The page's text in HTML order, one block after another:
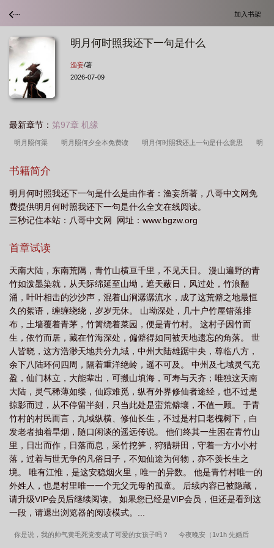
加入书架
明月何时照我还下一句是什么
渔妄/著
2026-07-09
最新章节： 第97章 机缘
明月照何渠 明月照何夕全本免费读 明月何时照我还上一句是什么意思 明
我还 明月照何夕裴仙子
思? 明月何时照我心是什么意思 明月照何夕裴仙子故事 明月照何夕男主江
惟TXT 明月照何夕全文免费阅读 明月照何夕全本TXT
么 明月照何夕渔妄TXT百度
人 明月照何夕 江惟 明月何时照我前一句是什么 明月照我何时还 明月
照何人的上一句是什么 明月何时照我还的上一句是什么 明月照何夕笔趣
阁 明月照何夕渔妄 明月照何夕江惟 明月何时照我还的前一句是什么
月何时照我还照的意思 明月照何夕男主江惟的扮演者是谁 明月照何夕江惟txt
免费阅读 明月照何夕最新章节 明月照何人完整诗 明月何时照 明月照何
夕1-84章 明月何时照我还前一句是啥 明月照何夕渔妄txt 明月照何夕江惟
TXT百度 明月何时照我还的下一句是什么 明月何照我还上一句是什么 明月
照我何时归 明月照何夕江惟全集 明月照何时照我还 明月何时照我还的照是
什么意思 明月何时照人 明月何时照的前一句 明月照何夕 渔妄 明月照
何夕男主江惟 明月照何夕免费阅读笔趣阁 明月照何处的 明月照何夕
渔 明月照何夕1-84章作者 明月照何夕1-84章作者渔妄 明月照何夕江惟完结
了吗 明月何时照我前一句 明月今夕照何人 明月照何夕 最新 明月照明
时照我还下一句是什么 明月照何夕渔全文免费阅读 明月何时照我还什么意
思 明月何时照我还照是什么意思 明月照何夕在线阅读
是什么
书籍简介
明月何时照我还下一句是什么是由作者：渔妄所著，八哥中文网免
费提供明月何时照我还下一句是什么全文在线阅读。
三秒记住本站：八哥中文网 网址：www.bgzw.org
首章试读
天南大陆，东南荒隅，青竹山横亘千里，不见天日。 漫山遍野的青
竹如泼墨染就，从天际绵延至山坳，遮天蔽日，风过处，竹浪翻
涌，叶叶相击的沙沙声，混着山涧潺潺流水，成了这荒僻之地最恒
久的絮语，缠缠绕绕，岁岁无休。 山坳深处，几十户竹屋错落排
布，土墙覆着青茅，竹篱绕着菜园，便是青竹村。 这村子因竹而
生，依竹而居，藏在竹海深处，偏僻得如同被天地遗忘的角落。 世
人皆晓，这方浩渺天地共分九域，中州大陆雄踞中央，尊临八方，
余下八陆环伺四周，隔着重洋绝岭，遥不可及。 中州及七域灵气充
盈，仙门林立，大能辈出，可搬山填海，可寿与天齐；唯独这天南
大陆，灵气稀薄如缕，仙踪难觅，纵有外界修仙者途经，也不过是
掠影而过，从不停留半刻，只当此处是蛮荒僻壤，不值一顾。 于青
竹村的村民而言，九域纵横、修仙长生，不过是村口老槐树下，白
发老者抽着旱烟，随口闲谈的遥远传说。 他们终其一生困在青竹山
里，日出而作，日落而息，采竹挖笋，狩猎耕田，守着一方小小村
落，过着与世无争的凡俗日子，不知仙途为何物，亦不羡长生之
境。 唯有江惟，是这安稳烟火里，唯一的异数。 他是青竹村唯一的
外姓人，也是村里唯一一个无父无母的孤童。 后续内容已被隐藏，
请升级VIP会员后继续阅读。 如果您已经是VIP会员，但还是看到这
一段，请退出浏览器的阅读模式。...
你是说，我的帅气黄毛死党变成了可爱的女孩子吗？ 今夜晚安（1v1h 先婚后